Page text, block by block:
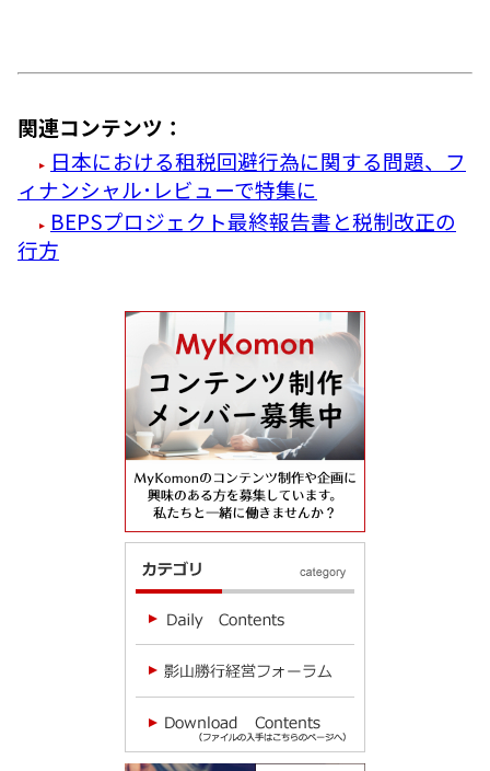
関連コンテンツ：
日本における租税回避行為に関する問題、フ
ィナンシャル･レビューで特集に
BEPSプロジェクト最終報告書と税制改正の
行方